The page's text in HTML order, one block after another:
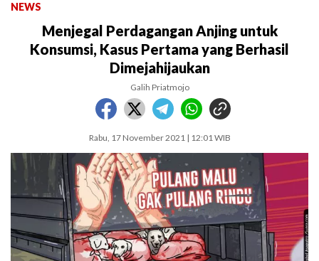
NEWS
Menjegal Perdagangan Anjing untuk
Konsumsi, Kasus Pertama yang Berhasil
Dimejahijaukan
Galih Priatmojo
Rabu, 17 November 2021 | 12:01 WIB